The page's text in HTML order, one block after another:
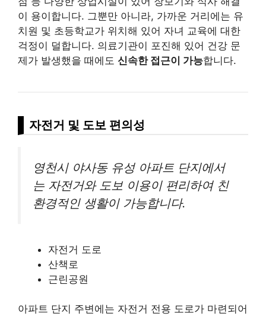
이 용이합니다. 그뿐만 아니라, 가까운 거리에는 유
치원 및 초등학교가 위치해 있어 자녀 교육에 대한
걱정이 덜합니다. 의료기관이 포진해 있어 건강 문
제가 발생했을 때에도 신속한 접근이 가능합니다.
자전거 및 도보 편의성
영천시 야사동 유성 아파트 단지에서
는 자전거와 도보 이용이 편리하여 친
환경적인 생활이 가능합니다.
자전거 도로
산책로
근린공원
아파트 단지 주변에는 자전거 전용 도로가 마련되어